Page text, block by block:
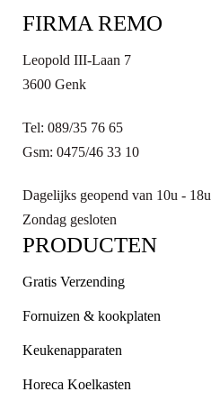
FIRMA REMO
Leopold III-Laan 7
3600 Genk
Tel: 089/35 76 65
Gsm: 0475/46 33 10
Dagelijks geopend van 10u - 18u
Zondag gesloten
PRODUCTEN
Gratis Verzending
Fornuizen & kookplaten
Keukenapparaten
Horeca Koelkasten